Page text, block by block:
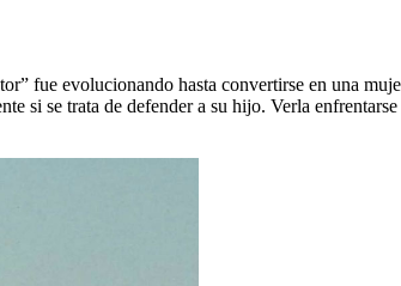
fue evolucionando hasta convertirse en una
si se trata de defender a su hijo. Verla enfrentarse